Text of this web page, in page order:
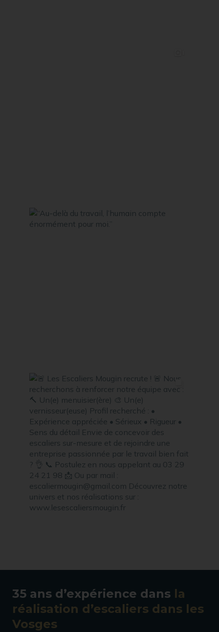
35 ans d’expérience dans la
réalisation d’escaliers dans les
Vosges